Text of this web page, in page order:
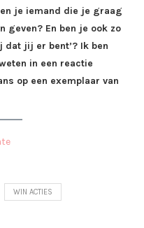
je iemand die je graag
geven? En ben je ook zo
dat jij er bent’? Ik ben
in een reactie
op een exemplaar van
WIN ACTIES